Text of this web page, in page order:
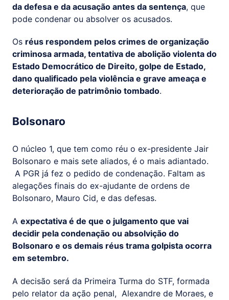
da defesa e da acusação antes da sentença, que
pode condenar ou absolver os acusados.
Os réus respondem pelos crimes de organização
criminosa armada, tentativa de abolição violenta do
Estado Democrático de Direito, golpe de Estado,
dano qualificado pela violência e grave ameaça e
deterioração de patrimônio tombado.
Bolsonaro
O núcleo 1, que tem como réu o ex-presidente Jair
Bolsonaro e mais sete aliados, é o mais adiantado.
A PGR já fez o pedido de condenação. Faltam as
alegações finais do ex-ajudante de ordens de
Bolsonaro, Mauro Cid, e das defesas.
A expectativa é de que o julgamento que vai
decidir pela condenação ou absolvição do
Bolsonaro e os demais réus trama golpista ocorra
em setembro.
A decisão será da Primeira Turma do STF, formada
pelo relator da ação penal, Alexandre de Moraes, e